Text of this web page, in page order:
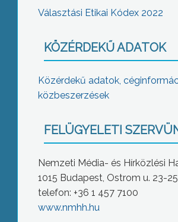
Választási Etikai Kódex 2022
KÖZÉRDEKŰ ADATOK
Közérdekű adatok,
közbeszerzések
FELÜGYELETI
Nemzeti Média- és Hírközlési
1015 Budapest, Ostrom u. 23-25
telefon: +36 1 457 7100
www.nmhh.hu